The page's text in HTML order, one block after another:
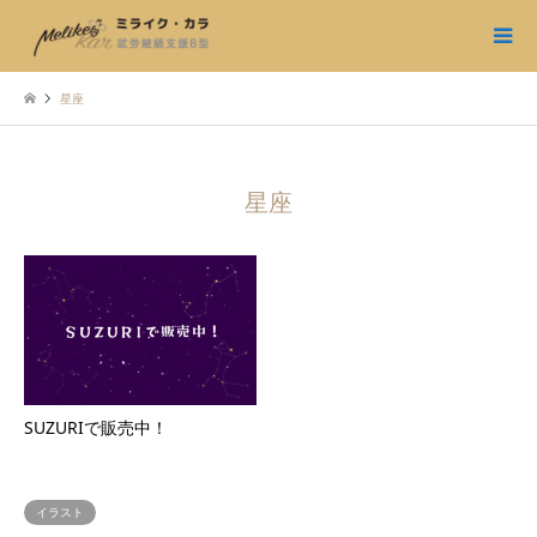
星座
星座
SUZURIで販売中！
イラスト